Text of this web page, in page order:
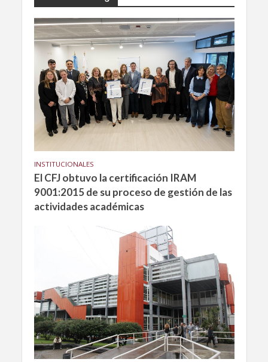
INSTITUCIONALES
El CFJ obtuvo la certificación IRAM
9001:2015 de su proceso de gestión de las
actividades académicas